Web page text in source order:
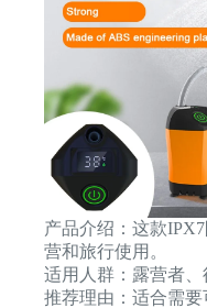
产品介绍：这款
营和旅行使用。
适用人群：露营者、
推荐理由：适合需要